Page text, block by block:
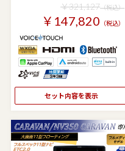
￥321,127（税込）
￥147,820 （税込）
セット内容を表示